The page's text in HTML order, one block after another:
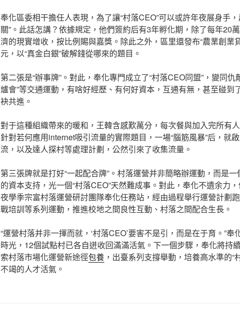
奉化區委相干擔任人表現，為了讓“村落CEO”可以或許年夜展身手
關”。此話怎講？依據規定，他們簽約后有3年孵化期，除了每年20
濟的現實增收，按比例賜與嘉獎。除此之外，區里還發布“農業創業
元，以“真金白銀”破解錢從哪來的題目。
第二張是“辦事牌”。對此，奉化專門成立了“村落CEO同盟”，變同
爐會”等交通運動，有啥好經歷、有何好資本，互通有無，甚至碰
袂共進。
對于這種組織帶來的暖和，王韓含感歎萬分，每次餐與加入完所有
針對若何應用internet吸引流量的實際題目，一場“腦筋風暴”后，就
流，以及達人探村等處理計劃，公然引來了收集流量。
第三張牌就是打好“一起配合牌”。村落運營并非簡略辦運動，而是
的資本支持，光一個“村落CEO”天然難成事。對此，奉化不遺余力
夜學季宗富村落運營研討團隊奉化任務站，經由過程舉行運營計劃
戰培訓等系列運動，推進校地之間良性互動、村落之間配合生長。
“運營村落并非一揮而就，‘村落CEO’要害不是引，而是在于育。”
時光，12個試點村已各自迸收回滿滿活氣。下一個步驟，奉化將持
索村落市場化運營新途徑包養 ，出臺系列支撐舉動，培養高水準的
不竭的人才活氣。